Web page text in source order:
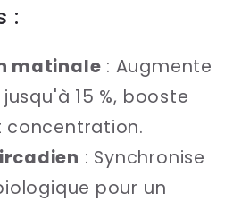
:
matinale : Augmente
15 %, booste
concentration.
: Synchronise
pour un